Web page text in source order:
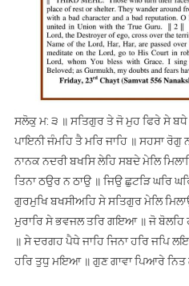
ਸਲੋਕੁ ਮ: ੩ ॥ ਸਤਿਗੁਰ ਤੇ ਜੋ ਮੁਹ ਫਿਰੇ ਸੇ ਬਧੇ
ਪਾਇਨੀ ਜੰਮਹਿ ਤੈ ਮਰਿ ਜਾਹਿ ॥ ਸਹਸਾ ਰੋਗੁ
ਨਾਨਕ ਨਦਰੀ ਬਖਸਿ ਲੇਹਿ ਸਬਦੇ ਮੇਲਿ
ਤਿਨਾ ਠਉਰ ਨ ਠਾਉ ॥ ਜਿਉ ਛੁਟੜਿ ਘਰਿ
ਗੁਰਮੁਖਿ ਬਖਸੀਅਹਿ ਸੇ ਸਤਿਗੁਰ ਮੇਲਿ
ਮੁਰਾਰਿ ਸੇ ਭਵਜਲ ਤਰਿ ਗਇਆ ॥ ਜੋ ਬੋਲਹਿ
॥ ਸੇ ਦਰਗਹ ਪੈਧੇ ਜਾਹਿ ਜਿਨਾ ਹਰਿ ਜਪਿ
ਹਰਿ ਤੁਧੁ ਮਇਆ ॥ ਗੁਣ ਗਾਵਾ ਪਿਆਰੇ